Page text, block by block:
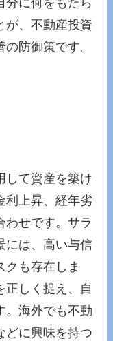
分に何をもたら
が、不動産投資
防御策です。
して資産を築け
利上昇、経年劣
わせです。サラ
には、高い与信
クも存在しま
正しく捉え、自
。海外でも不動
どに興味を持つ